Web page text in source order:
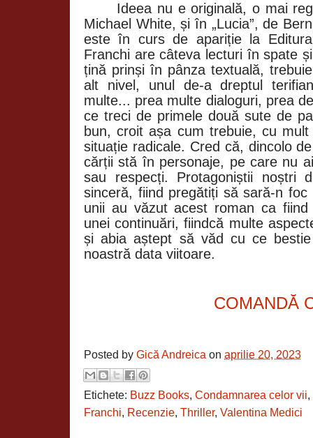
Ideea nu e originală, o mai
Michael White, și în „Lucia”, de
este în curs de apariție la
Franchi are câteva lecturi în spate
țină prinși în pânza textuală,
alt nivel, unul de-a dreptul
multe... prea multe dialoguri, prea
ce treci de primele două sute de
bun, croit așa cum trebuie, cu
situație radicale. Cred că, dincolo
cărții stă în personaje, pe care nu
sau respecți. Protagoniștii noștri
sinceră, fiind pregătiți să sară-n
unii au văzut acest roman ca
unei continuări, fiindcă multe
și abia aștept să văd cu ce
noastră data viitoare.
COMANDĂ
Posted by Gică Andreica on aprilie 20, 2023
Etichete: Buzz Books, Condamnarea celor vii,
Franchi, Recenzie, Thriller, Valentina Medici